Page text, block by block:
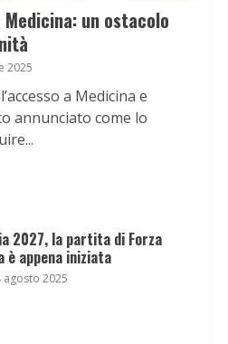
un ostacolo
2025
a Medicina e
annunciato come lo
2027, la partita di Forza
è appena iniziata
agosto 2025